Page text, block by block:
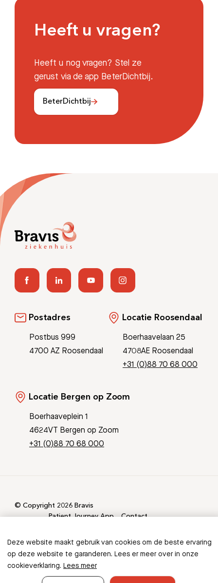
Deze website maakt gebruik van cookies om de beste ervaring
op deze website te garanderen. Lees er meer over in onze
cookieverklaring. Lees meer
Heeft u vragen?
Heeft u nog vragen? Stel ze
gerust via de app BeterDichtbij.
BeterDichtbij
Ontbreekt er informatie in
deze folder?
Postadres
Postbus 999
4700 AZ Roosendaal
Locatie Roosendaal
Boerhaavelaan 25
4708AE Roosendaal
+31 (0)88 70 68 000
Locatie Bergen op Zoom
Boerhaaveplein 1
4624VT Bergen op Zoom
+31 (0)88 70 68 000
© Copyright 2026 Bravis
Patient Journey App
Contact